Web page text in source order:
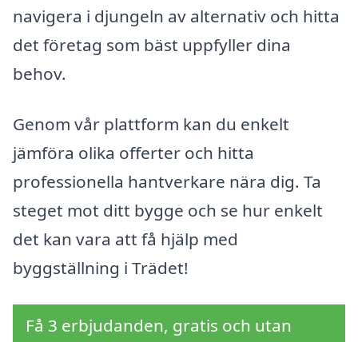
navigera i djungeln av alternativ och hitta
det företag som bäst uppfyller dina
behov.
Genom vår plattform kan du enkelt
jämföra olika offerter och hitta
professionella hantverkare nära dig. Ta
steget mot ditt bygge och se hur enkelt
det kan vara att få hjälp med
byggställning i Trädet!
Få 3 erbjudanden, gratis och utan